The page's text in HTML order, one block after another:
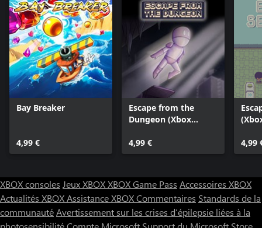
Bay Breaker
4,99 €
Escape from the
Dungeon (Xbox
4,99 €
4,99
XBOX consoles Jeux XBOXXBOX Game Pass Accessoires XBOX
Actualités XBOXAssistance XBOXCommentaires Standards de la
communautéAvertissement sur les crises d’épilepsie liées à la